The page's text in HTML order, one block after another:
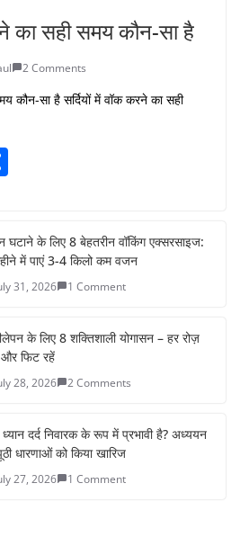
का सही समय कौन-सा है
2 Comments
कौन-सा है सर्दियों में वॉक करने का सही
e
घटाने के लिए 8 बेहतरीन वॉकिंग एक्सरसाइज:
में पाएं 3-4 किलो कम वजन
31, 2026 1 Comment
के लिए 8 शक्तिशाली योगासन – हर रोज़
फिट रहें
28, 2026 2 Comments
ध्यान दर्द निवारक के रूप में प्रभावी है? अध्ययन
धारणाओं को किया खारिज
27, 2026 1 Comment